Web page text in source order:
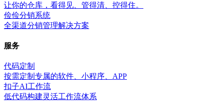
让你的仓库，看得见、管得清、控得住。
俭俭分销系统
全渠道分销管理解决方案
服务
代码定制
按需定制专属的软件、小程序、APP
扣子AI工作流
低代码构建灵活工作流体系